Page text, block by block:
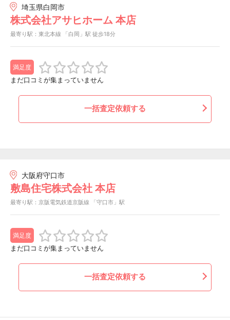
埼玉県白岡市
株式会社アサヒホーム 本店
最寄り駅：東北本線 「白岡」駅 徒歩18分
満足度
まだ口コミが集まっていません
一括査定依頼する
大阪府守口市
敷島住宅株式会社 本店
最寄り駅：京阪電気鉄道京阪線 「守口市」駅
満足度
まだ口コミが集まっていません
一括査定依頼する